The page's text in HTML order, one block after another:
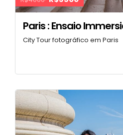
Paris : Ensaio
City Tour fotográfico em Paris